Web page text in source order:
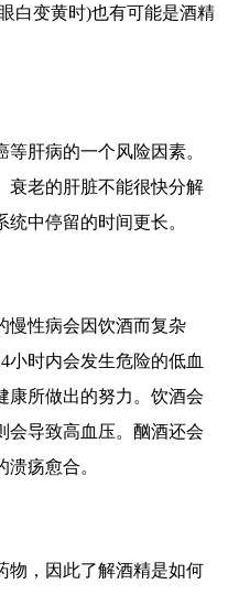
变黄时)也有可能是酒精
肝病的一个风险因素。
衰老的肝脏不能很快分解
中停留的时间更长。
性病会因饮酒而复杂
小时内会发生危险的低血
康所做出的努力。饮酒会
会导致高血压。酗酒还会
疡愈合。
，因此了解酒精是如何